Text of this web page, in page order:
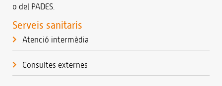
Serveis sanitaris
Atenció intermèdia
Consultes externes
o del PADES.